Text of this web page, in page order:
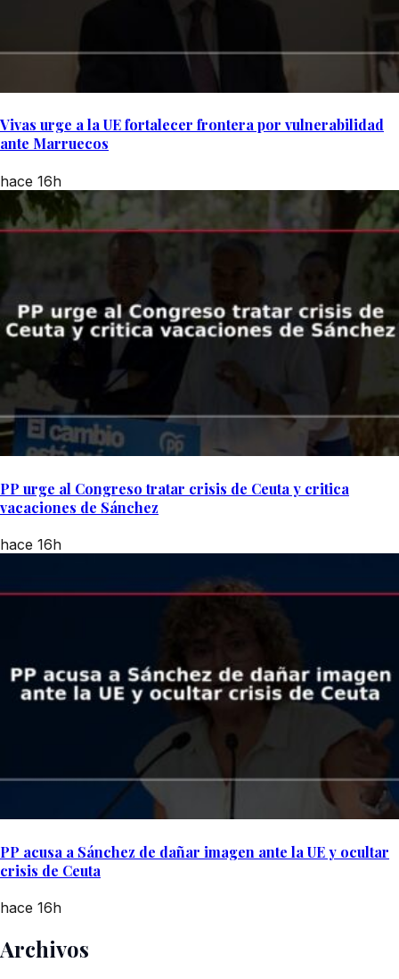
Vivas urge a la UE fortalecer frontera por vulnerabilidad
ante Marruecos
hace 16h
PP urge al Congreso tratar crisis de Ceuta y critica
vacaciones de Sánchez
hace 16h
PP acusa a Sánchez de dañar imagen ante la UE y ocultar
crisis de Ceuta
hace 16h
Archivos